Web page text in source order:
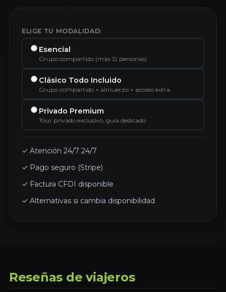
ELIGE TU MODALIDAD:
Esencial
Grupo compartido (máx 12 personas)
Clásico Todo Incluido
Grupo compartido + almuerzo + acceso extra
Privado Premium
Tour privado exclusivo, guía dedicado
✓ Atención 24/7 24/7
✓ Pago seguro (Stripe)
✓ Factura CFDI disponible
✓ Alternativas si cambia disponibilidad
Reseñas de viajeros